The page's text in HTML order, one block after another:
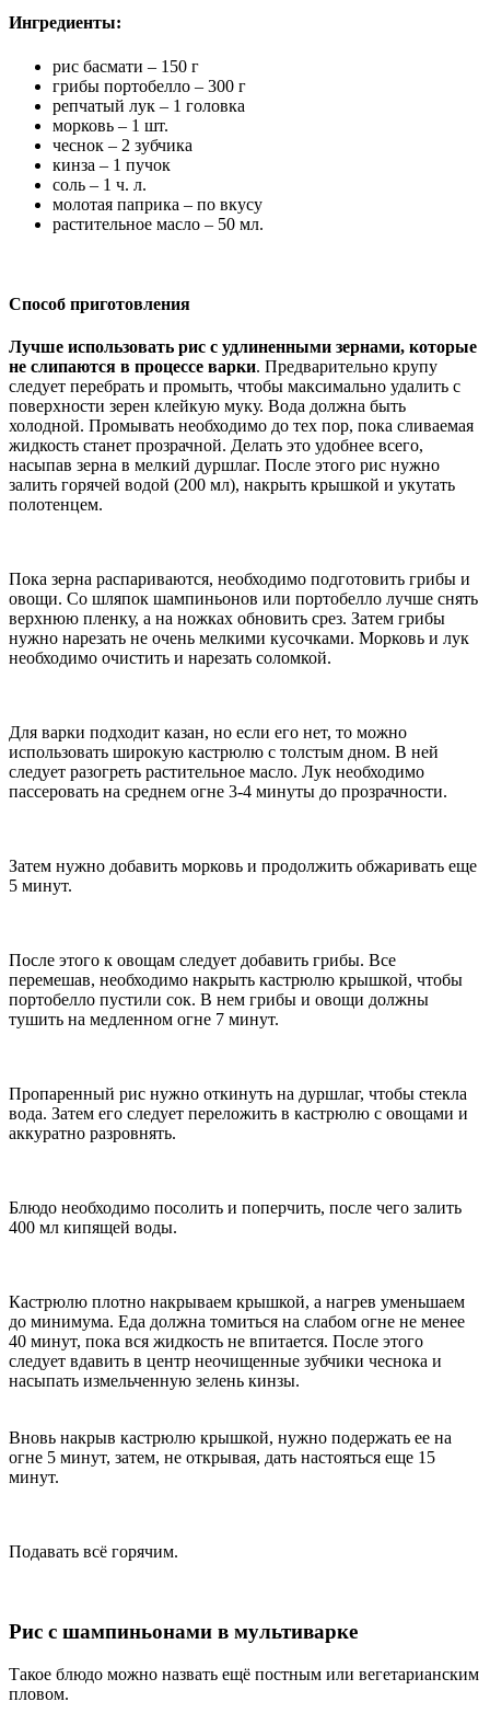
Ингредиенты:
рис басмати – 150 г
грибы портобелло – 300 г
репчатый лук – 1 головка
морковь – 1 шт.
чеснок – 2 зубчика
кинза – 1 пучок
соль – 1 ч. л.
молотая паприка – по вкусу
растительное масло – 50 мл.
Способ приготовления
Лучше использовать рис с удлиненными зернами, которые
не слипаются в процессе варки. Предварительно крупу
следует перебрать и промыть, чтобы максимально удалить с
поверхности зерен клейкую муку. Вода должна быть
холодной. Промывать необходимо до тех пор, пока сливаемая
жидкость станет прозрачной. Делать это удобнее всего,
насыпав зерна в мелкий дуршлаг. После этого рис нужно
залить горячей водой (200 мл), накрыть крышкой и укутать
полотенцем.
Пока зерна распариваются, необходимо подготовить грибы и
овощи. Со шляпок шампиньонов или портобелло лучше снять
верхнюю пленку, а на ножках обновить срез. Затем грибы
нужно нарезать не очень мелкими кусочками. Морковь и лук
необходимо очистить и нарезать соломкой.
Для варки подходит казан, но если его нет, то можно
использовать широкую кастрюлю с толстым дном. В ней
следует разогреть растительное масло. Лук необходимо
пассеровать на среднем огне 3-4 минуты до прозрачности.
Затем нужно добавить морковь и продолжить обжаривать еще
5 минут.
После этого к овощам следует добавить грибы. Все
перемешав, необходимо накрыть кастрюлю крышкой, чтобы
портобелло пустили сок. В нем грибы и овощи должны
тушить на медленном огне 7 минут.
Пропаренный рис нужно откинуть на дуршлаг, чтобы стекла
вода. Затем его следует переложить в кастрюлю с овощами и
аккуратно разровнять.
Блюдо необходимо посолить и поперчить, после чего залить
400 мл кипящей воды.
Кастрюлю плотно накрываем крышкой, а нагрев уменьшаем
до минимума. Еда должна томиться на слабом огне не менее
40 минут, пока вся жидкость не впитается. После этого
следует вдавить в центр неочищенные зубчики чеснока и
насыпать измельченную зелень кинзы.
Вновь накрыв кастрюлю крышкой, нужно подержать ее на
огне 5 минут, затем, не открывая, дать настояться еще 15
минут.
Подавать всё горячим.
Рис с шампиньонами в мультиварке
Такое блюдо можно назвать ещё постным или вегетарианским
пловом.